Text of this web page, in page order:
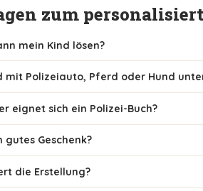
zum
mein Kind lösen?
mit Polizeiauto, Pferd oder Hund
eignet sich ein Polizei-Buch?
gutes Geschenk?
die Erstellung?